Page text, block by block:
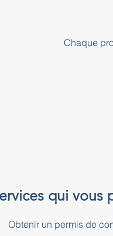
Chaque
qui
Obtenir un permis de